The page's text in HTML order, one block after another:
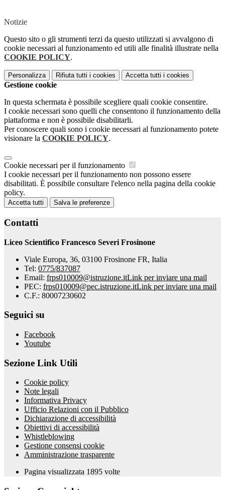
Notizie
Questo sito o gli strumenti terzi da questo utilizzati si avvalgono di
cookie necessari al funzionamento ed utili alle finalità illustrate nella
COOKIE POLICY.
Personalizza Rifiuta tutti i cookies Accetta tutti i cookies
Gestione cookie
In questa schermata è possibile scegliere quali cookie consentire.
I cookie necessari sono quelli che consentono il funzionamento della
piattaforma e non è possibile disabilitarli.
Per conoscere quali sono i cookie necessari al funzionamento potete
visionare la COOKIE POLICY.
Cookie necessari per il funzionamento
I cookie necessari per il funzionamento non possono essere
disabilitati. È possibile consultare l'elenco nella pagina della cookie
policy.
Accetta tutti Salva le preferenze
Contatti
Liceo Scientifico Francesco Severi Frosinone
Viale Europa, 36, 03100 Frosinone FR, Italia
Tel: 0775/837087
Email: frps010009@istruzione.itLink per inviare una mail
PEC: frps010009@pec.istruzione.itLink per inviare una mail
C.F.: 80007230602
Seguici su
Facebook
Youtube
Sezione Link Utili
Cookie policy
Note legali
Informativa Privacy
Ufficio Relazioni con il Pubblico
Dichiarazione di accessibilità
Obiettivi di accessibilità
Whistleblowing
Gestione consensi cookie
Amministrazione trasparente
Pagina visualizzata 1895 volte